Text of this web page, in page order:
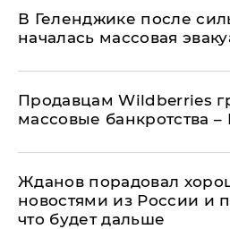
В Геленджике после
началась массовая
Продавцам Wildberries
массовые банкротства –
Жданов порадовал
новостями из России и
что будет дальше